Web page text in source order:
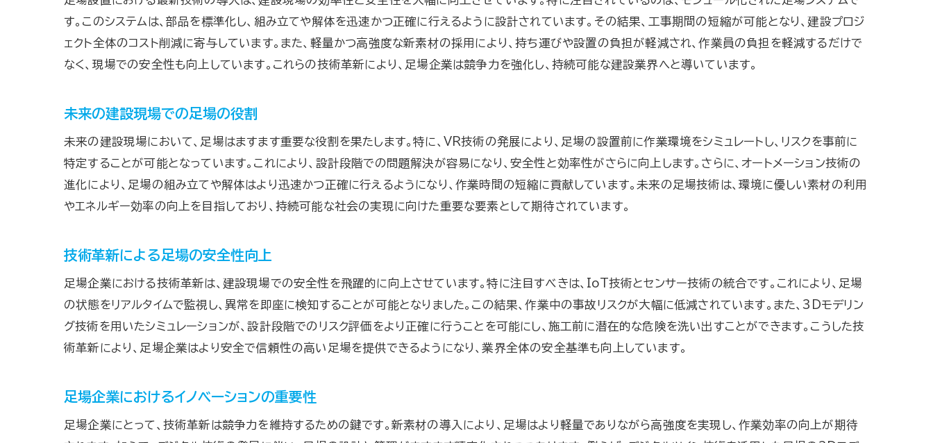
事故を未然に防ぐ足場システムの導入
作業員の安全を守る足場の工夫
足場の進化によるリスク低減の実例
新素材の活用による足場の軽量化
効率と安全を両立する足場の条件
耐久性を兼ね備えた足場素材の選定
革新的材料が変える足場の設置方法
リアルタイムデータ解析で実現する足場の管理最適化
す。このシステムは、部品を標準化し、組み立てや解体を迅速かつ正確に行えるように設計されています。その結果、工事期間の短縮が可能となり、建設プロジ
ェクト全体のコスト削減に寄与しています。また、軽量かつ高強度な新素材の採用により、持ち運びや設置の負担が軽減され、作業員の負担を軽減するだけで
なく、現場での安全性も向上しています。これらの技術革新により、足場企業は競争力を強化し、持続可能な建設業界へと導いています。
未来の建設現場での足場の役割
未来の建設現場において、足場はますます重要な役割を果たします。特に、VR技術の発展により、足場の設置前に作業環境をシミュレートし、リスクを事前に
特定することが可能となっています。これにより、設計段階での問題解決が容易になり、安全性と効率性がさらに向上します。さらに、オートメーション技術の
進化により、足場の組み立てや解体はより迅速かつ正確に行えるようになり、作業時間の短縮に貢献しています。未来の足場技術は、環境に優しい素材の利用
やエネルギー効率の向上を目指しており、持続可能な社会の実現に向けた重要な要素として期待されています。
技術革新による足場の安全性向上
足場企業における技術革新は、建設現場での安全性を飛躍的に向上させています。特に注目すべきは、IoT技術とセンサー技術の統合です。これにより、足場
の状態をリアルタイムで監視し、異常を即座に検知することが可能となりました。この結果、作業中の事故リスクが大幅に低減されています。また、3Dモデリン
グ技術を用いたシミュレーションが、設計段階でのリスク評価をより正確に行うことを可能にし、施工前に潜在的な危険を洗い出すことができます。こうした技
術革新により、足場企業はより安全で信頼性の高い足場を提供できるようになり、業界全体の安全基準も向上しています。
足場企業におけるイノベーションの重要性
足場企業にとって、技術革新は競争力を維持するための鍵です。新素材の導入により、足場はより軽量でありながら高強度を実現し、作業効率の向上が期待